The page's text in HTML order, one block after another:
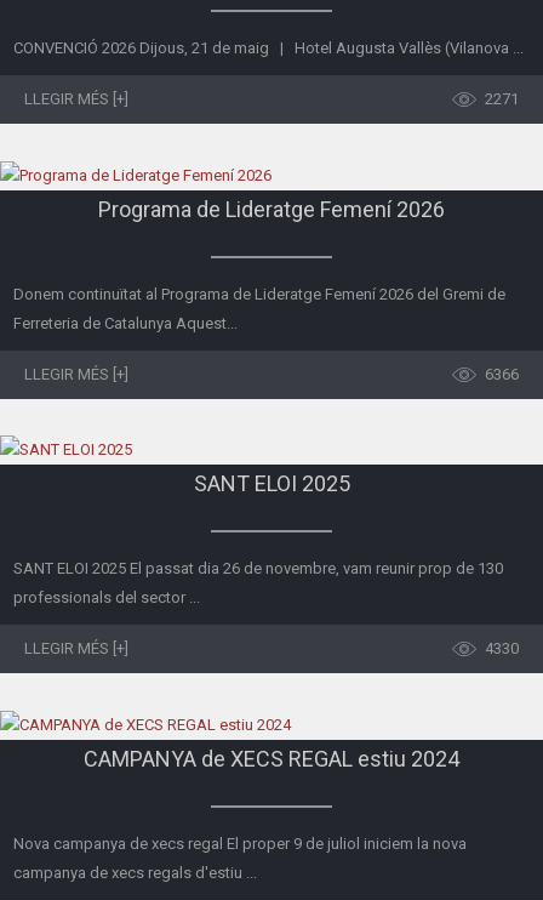
CONVENCIÓ 2026 Dijous, 21 de maig | Hotel Augusta Vallès (Vilanova ...
LLEGIR MÉS [+] 2271
Programa de Lideratge Femení 2026
Donem continuïtat al Programa de Lideratge Femení 2026 del Gremi de
Ferreteria de Catalunya Aquest...
LLEGIR MÉS [+] 6366
SANT ELOI 2025
SANT ELOI 2025 El passat dia 26 de novembre, vam reunir prop de 130
professionals del sector ...
LLEGIR MÉS [+] 4330
CAMPANYA de XECS REGAL estiu 2024
Nova campanya de xecs regal El proper 9 de juliol iniciem la nova
campanya de xecs regals d'estiu ...